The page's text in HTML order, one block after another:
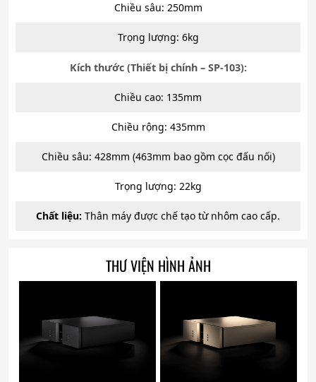
Chiều sâu: 250mm
Trọng lượng: 6kg
Kích thước (Thiết bị chính – SP-103):
Chiều cao: 135mm
Chiều rộng: 435mm
Chiều sâu: 428mm (463mm bao gồm cọc đấu nối)
Trọng lượng: 22kg
Chất liệu: Thân máy được chế tạo từ nhôm cao cấp.
THƯ VIỆN HÌNH ẢNH